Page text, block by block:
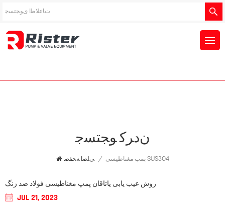
ﻥﺩﺮﮐ ﻮﺠﺘﺴﺟ
ﯽﻠﺻﺍ ﻪﺤﻔﺻ / پمپ مغناطیسی SUS304
روش عیب یابی یاتاقان پمپ مغناطیسی فولاد ضد زنگ
JUL 21, 2023